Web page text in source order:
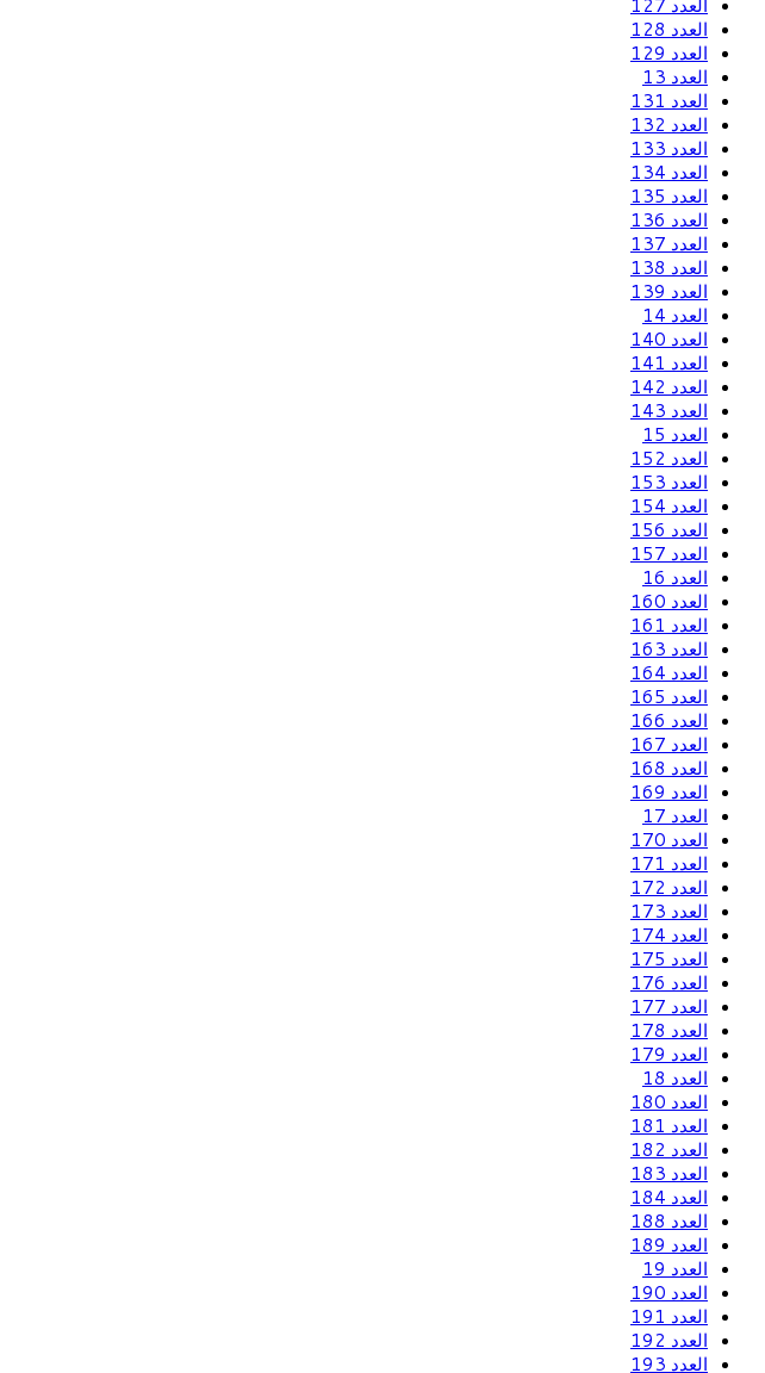
العدد 127
العدد 128
العدد 129
العدد 13
العدد 131
العدد 132
العدد 133
العدد 134
العدد 135
العدد 136
العدد 137
العدد 138
العدد 139
العدد 14
العدد 140
العدد 141
العدد 142
العدد 143
العدد 15
العدد 152
العدد 153
العدد 154
العدد 156
العدد 157
العدد 16
العدد 160
العدد 161
العدد 163
العدد 164
العدد 165
العدد 166
العدد 167
العدد 168
العدد 169
العدد 17
العدد 170
العدد 171
العدد 172
العدد 173
العدد 174
العدد 175
العدد 176
العدد 177
العدد 178
العدد 179
العدد 18
العدد 180
العدد 181
العدد 182
العدد 183
العدد 184
العدد 188
العدد 189
العدد 19
العدد 190
العدد 191
العدد 192
العدد 193